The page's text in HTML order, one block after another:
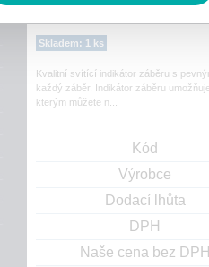
Skladem: 1 ks
Kvalitní svítící indikátor záběru s
každý záběr. Indikátor záběru
kterým můžete n...
Kód
Výrobce
Dodací lhůta
DPH
Naše cena bez DPH